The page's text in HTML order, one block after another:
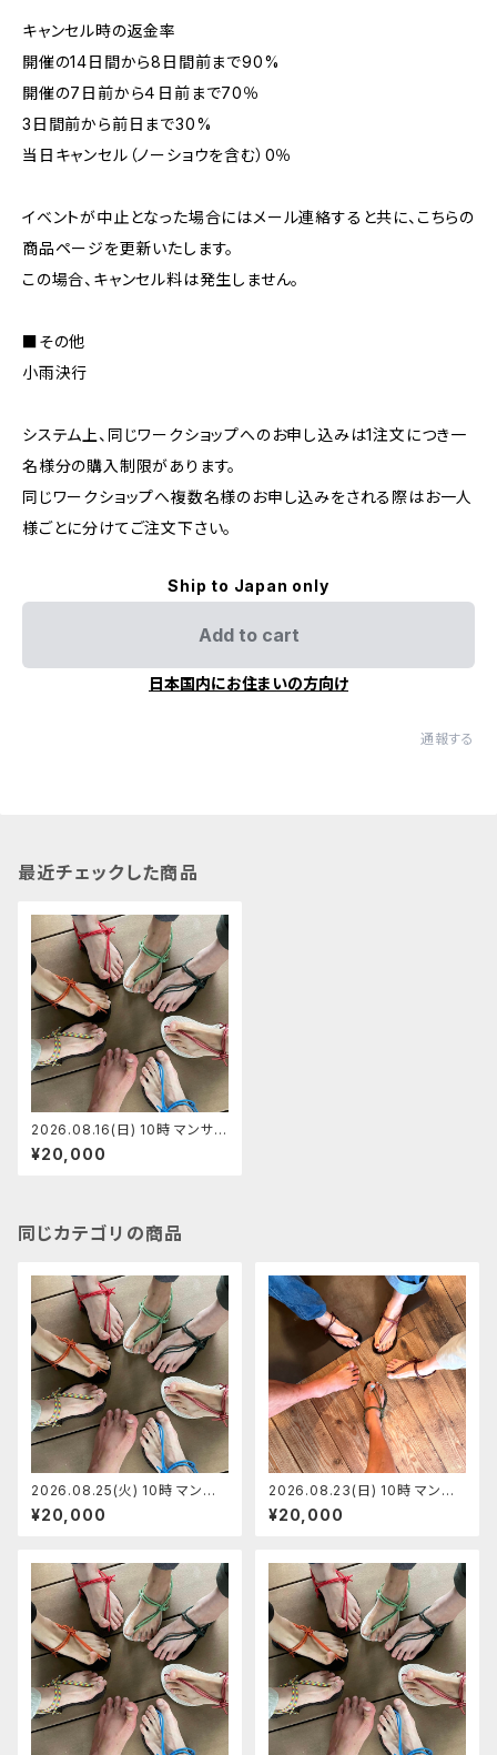
キャンセル時の返金率
開催の14日間から8日間前まで90%
開催の7日前から４日前まで70％
3日間前から前日まで30%
当日キャンセル（ノーショウを含む）0％
イベントが中止となった場合にはメール連絡すると共に、こちらの
商品ページを更新いたします。
この場合、キャンセル料は発生しません。
■その他
小雨決行
システム上、同じワークショップへのお申し込みは1注文につき一
名様分の購入制限があります。
同じワークショップへ複数名様のお申し込みをされる際はお一人
様ごとに分けてご注文下さい。
Ship to Japan only
Add to cart
日本国内にお住まいの方向け
通報する
最近チェックした商品
2026.08.16(日) 10時 マンサン
ダル代官山店 マンサンダルワー
クショップ 【定員5】あきちゃん
¥20,000
同じカテゴリの商品
2026.08.25(火) 10時 マンサ
ンダル代官山 マンサンダルワー
クショップ 【定員7】ひらちゃん
¥20,000
2026.08.23(日) 10時 マンサ
ンダル代官山店 マンサンダルワ
ークショップ 【定員7】さくちゃん
¥20,000